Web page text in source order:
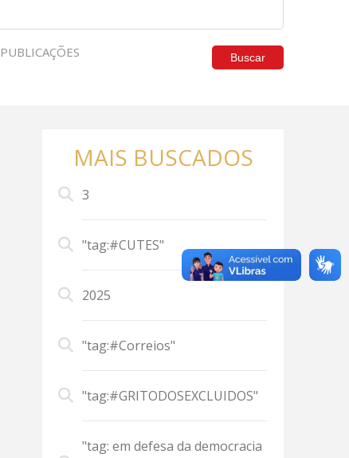
PUBLICAÇÕES Buscar
MAIS BUSCADOS
3
"tag:#CUTES"
2025
"tag:#Correios"
"tag:#GRITODOSEXCLUIDOS"
"tag: em defesa da democracia